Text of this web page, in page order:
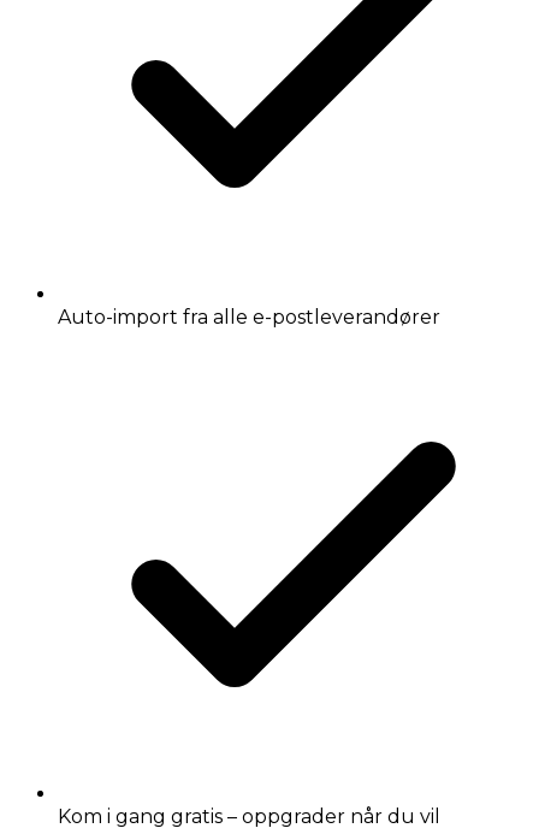
Auto-import fra alle e-postleverandører
Kom i gang gratis – oppgrader når du vil